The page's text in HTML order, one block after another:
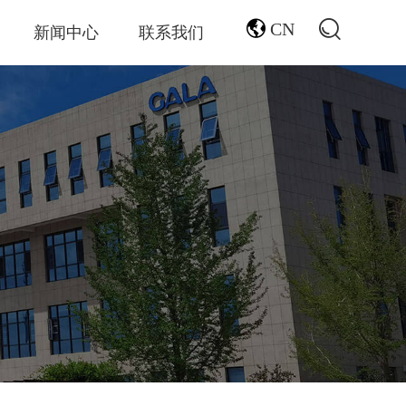
CN
新闻中心 联系我们